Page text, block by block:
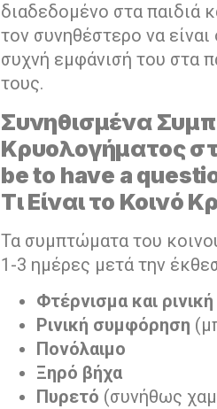
διαδεδομένο στα παιδιά
τον συνηθέστερο να
συχνή εμφάνισή του στα
τους.
Συνηθισμένα
Κρυολογήματος
be to have a
Τι Είναι το Κοινό
Τα συμπτώματα του
1-3 ημέρες μετά την
Φτέρνισμα και
Ρινική συμφόρηση
Πονόλαιμο
Ξηρό βήχα
Πυρετό (συνήθως